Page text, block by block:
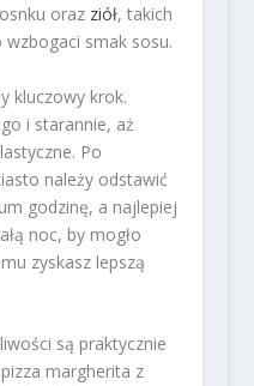
oraz ziół, takich
smak sosu.
kluczowy krok.
i starannie, aż
Po
należy odstawić
godzinę, a najlepiej
noc, by mogło
zyskasz lepszą
są praktycznie
margherita z